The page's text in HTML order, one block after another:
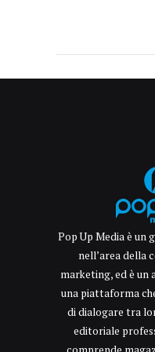
Pop Up Media è un
nell’area della
marketing, ed è
una piattaforma
di dialogare tra
editoriale